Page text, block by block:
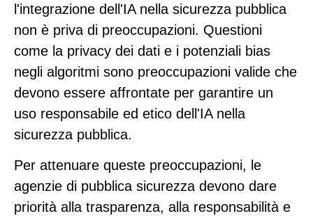
l'integrazione dell'IA nella sicurezza pubblica
non è priva di preoccupazioni. Questioni
come la privacy dei dati e i potenziali bias
negli algoritmi sono preoccupazioni valide che
devono essere affrontate per garantire un
uso responsabile ed etico dell'IA nella
sicurezza pubblica.
Per attenuare queste preoccupazioni, le
agenzie di pubblica sicurezza devono dare
priorità alla trasparenza, alla responsabilità e